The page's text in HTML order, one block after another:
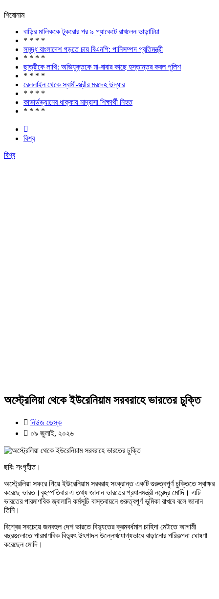
শিরোনাম
বাড়ির মালিককে টুকরোর পর ৯ প্যাকেটে রাখলেন ভাড়াটিয়া
* * * *
সমৃদ্ধ বাংলাদেশ গড়তে চায় বিএনপি: পানিসম্পদ প্রতিমন্ত্রী
* * * *
ছাত্রীকে লাথি: অভিযুক্তকে মা-বাবার কাছে হস্তান্তর করল পুলিশ
* * * *
রেললাইন থেকে স্বামী-স্ত্রীর মরদেহ উদ্ধার
* * * *
কাভার্ডভ্যানের ধাক্কায় মাদ্রাসা শিক্ষার্থী নিহত
* * * *
বিশ্ব
বিশ্ব
অস্ট্রেলিয়া থেকে ইউরেনিয়াম সরবরাহে ভারতের চুক্তি
নিউজ ডেস্ক
০৯ জুলাই, ২০২৬
ছবিঃ সংগৃহীত।
অস্ট্রেলিয়া সফরে গিয়ে ইউরেনিয়াম সরবরাহ সংক্রান্ত একটি গুরুত্বপূর্ণ চুক্তিতে স্বাক্ষর
করেছে ভারত।বৃহস্পতিবার এ তথ্য জানান ভারতের প্রধানমন্ত্রী নরেন্দ্র মোদি। এটি
ভারতের পারমাণবিক জ্বালানি কর্মসূচি বাস্তবায়নে গুরুত্বপূর্ণ ভূমিকা রাখবে বলে জানান
তিনি।
বিশ্বের সবচেয়ে জনবহুল দেশ ভারতে বিদ্যুতের ক্রমবর্ধমান চাহিদা মেটাতে আগামী
বছরগুলোতে পারমাণবিক বিদ্যুৎ উৎপাদন উল্লেখযোগ্যভাবে বাড়ানোর পরিকল্পনা ঘোষণা
করেছেন মোদি।